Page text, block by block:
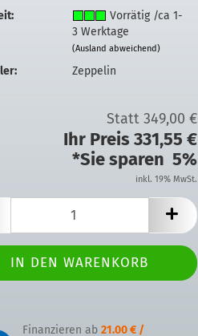
Vorrätig /ca 1-
3 Werktage
(Ausland abweichend)
Zeppelin
Statt 349,00 €
Ihr Preis 331,55 €
*Sie sparen 5%
inkl. 19% MwSt.
Finanzieren ab 21.00 € /